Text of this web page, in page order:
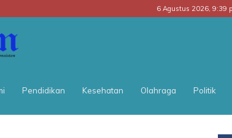
6 Agustus 2026, 9:39
POS
Pendidikan Kesehatan Olahraga Politik